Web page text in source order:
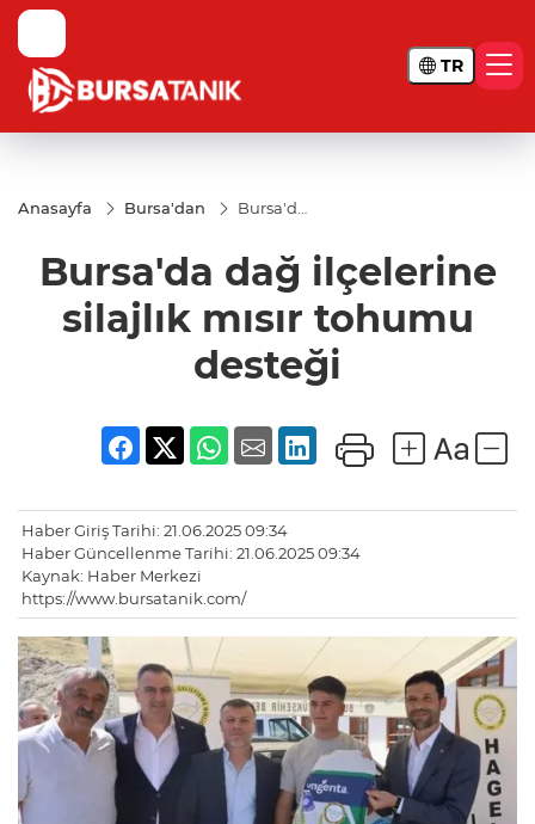
TR
Anasayfa Bursa'dan
Bursa'da
silajlık
mısır
desteği
Bursa'da dağ ilçelerine
silajlık mısır tohumu
desteği
Haber Giriş Tarihi: 21.06.2025 09:34
Haber Güncellenme Tarihi: 21.06.2025 09:34
Kaynak: Haber Merkezi
https://www.bursatanik.com/